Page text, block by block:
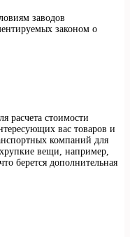
заводов
законом о
расчета стоимости
вас товаров и
компаний для
вещи, например,
берется дополнительная